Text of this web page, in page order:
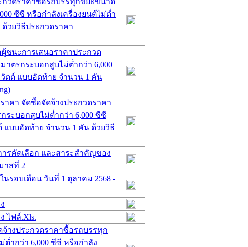
กวดราคาซื้อรถบรรทุกขยะขนาด
ซีซี หรือกำลังเครื่องยนต์ไม่ต่ำ
วยวิธีประกวดราคา
ชนะการเสนอราคาประกวด
ตรกระบอกสูบไม่ต่ำกว่า 6,000
ตต์ แบบอัดท้าย จำนวน 1 คัน
าคา จัดซื้อจัดจ้างประกวดราคา
ระบอกสูบไม่ต่ำกว่า 6,000 ซีซี
แบบอัดท้าย จำนวน 1 คัน ด้วยวิธี
รคัดเลือก และสาระสำคัญของ
าสที่ 2
นรอบเดือน วันที่ 1 ตุลาคม 2568 -
ไฟล์.Xls.
างประกวดราคาซื้อรถบรรทุก
ำกว่า 6,000 ซีซี หรือกำลัง